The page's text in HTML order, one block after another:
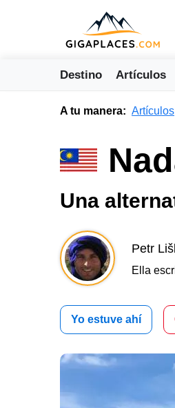
Destino Artículos
A tu manera: Artículos
Una
Petr
Ella
Yo estuve ahí